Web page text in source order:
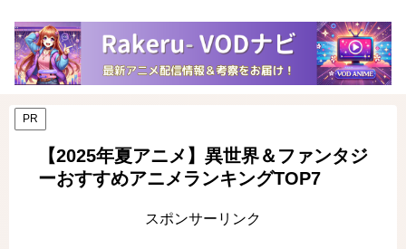
PR
【2025年夏アニメ】異世界＆ファンタジ
ーおすすめアニメランキングTOP7
スポンサーリンク